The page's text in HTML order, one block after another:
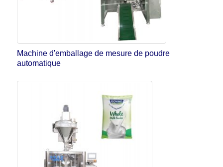
Machine d'emballage de mesure de poudre
automatique